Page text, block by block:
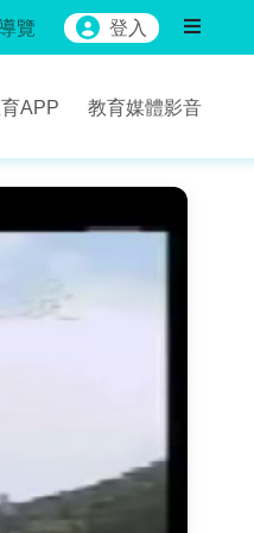
覽 登入
APP 教育媒體影音